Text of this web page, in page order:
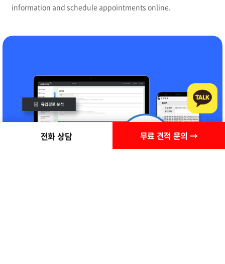
information and schedule appointments online.
전화 상담 무료 견적 문의 →